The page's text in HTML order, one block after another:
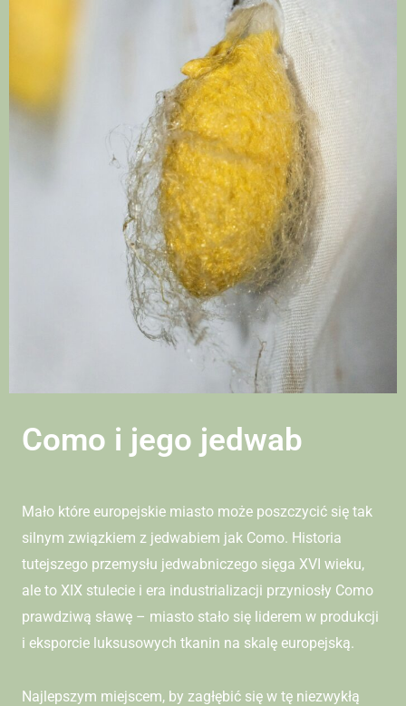
Como i jego jedwab
Mało które europejskie miasto może poszczycić się tak
silnym związkiem z jedwabiem jak Como. Historia
tutejszego przemysłu jedwabniczego sięga XVI wieku,
ale to XIX stulecie i era industrializacji przyniosły Como
prawdziwą sławę – miasto stało się liderem w produkcji
i eksporcie luksusowych tkanin na skalę europejską.
Najlepszym miejscem, by zagłębić się w tę niezwykłą